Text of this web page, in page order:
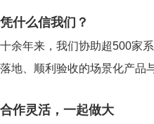
凭什么信我们？
十余年来，我们协助超500家
落地、顺利验收的场景化产品
合作灵活，一起做大